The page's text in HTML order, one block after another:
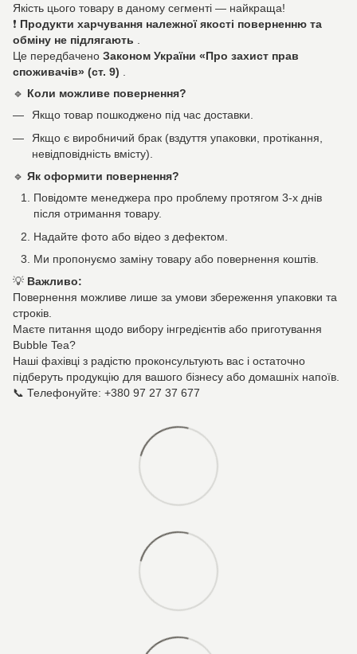
Якість цього товару в даному сегменті — найкраща!
❗ Продукти харчування належної якості поверненню та
обміну не підлягають .
Це передбачено Законом України «Про захист прав
споживачів» (ст. 9) .
🔹 Коли можливе повернення?
Якщо товар пошкоджено під час доставки.
Якщо є виробничий брак (вздуття упаковки, протікання,
невідповідність вмісту).
🔹 Як оформити повернення?
Повідомте менеджера про проблему протягом 3-х днів
після отримання товару.
Надайте фото або відео з дефектом.
Ми пропонуємо заміну товару або повернення коштів.
💡 Важливо:
Повернення можливе лише за умови збереження упаковки та
строків.
Маєте питання щодо вибору інгредієнтів або приготування
Bubble Tea?
Наші фахівці з радістю проконсультують вас і остаточно
підберуть продукцію для вашого бізнесу або домашніх напоїв.
📞 Телефонуйте: +380 97 27 37 677